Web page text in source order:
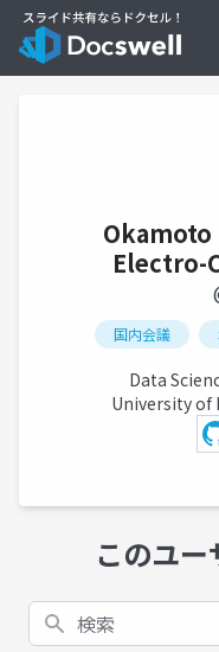
Electro-
国内会議
Data
University
このユ
検索